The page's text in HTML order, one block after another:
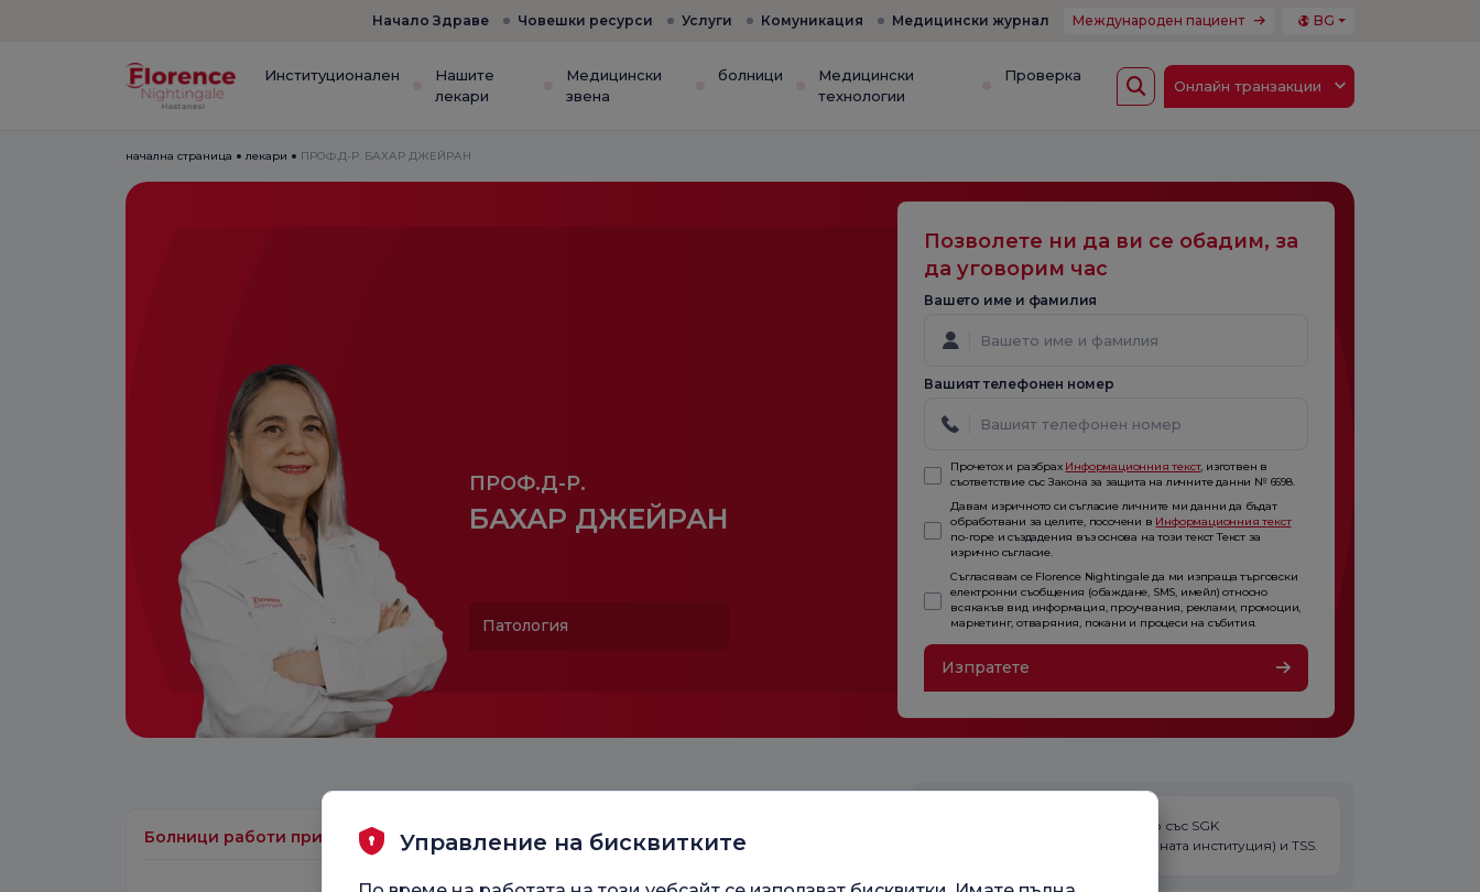
Начало Здраве Човешки ресурси Услуги Комуникация Медицински журнал Международен пациент BG
Институционален
Нашите
лекари
Медицински
звена
болници
Медицински
технологии
Проверка
Онлайн транзакции
начална страница лекари ПРОФ.Д-Р. БАХАР ДЖЕЙРАН
ПРОФ.Д-Р.
БАХАР ДЖЕЙРАН
Патология
Позволете ни да ви се обадим, за
да уговорим час
Вашето име и фамилия
Вашият телефонен номер
Прочетох и разбрах Информационния текст, изготвен в
съответствие със Закона за защита на личните данни № 6698.
Давам изричното си съгласие личните ми данни да бъдат
обработвани за целите, посочени в Информационния текст
по-горе и създадения въз основа на този текст Текст за
изрично съгласие.
Съгласявам се Florence Nightingale да ми изпраща търговски
електронни съобщения (обаждане, SMS, имейл) относно
всякакъв вид информация, проучвания, реклами, промоции,
маркетинг, отваряния, покани и процеси на събития.
Изпратете
Болници работи при
Лекарят няма договор със SGK
(Социалноосигурителната институция) и TSS.
Управление на бисквитките